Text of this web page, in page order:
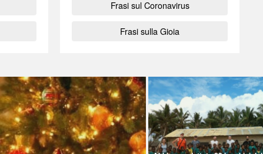
Frasi sul Coronavirus
Frasi sulla Gioia